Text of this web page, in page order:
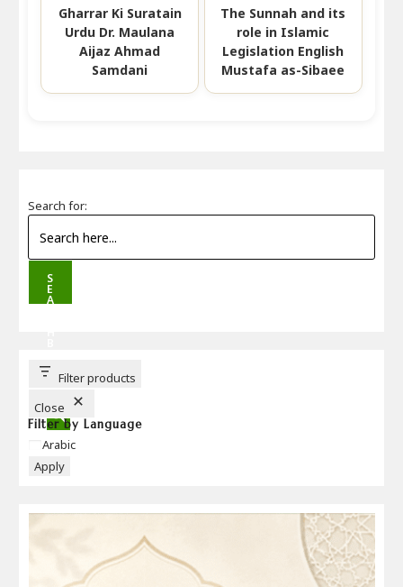
Gharrar Ki Suratain
Urdu Dr. Maulana
Aijaz Ahmad
Samdani
The Sunnah and its
role in Islamic
Legislation English
Mustafa as-Sibaee
Search for:
S
E
A
T
T
Filter products
Close
Filter by Language
Language
Arabic
Apply